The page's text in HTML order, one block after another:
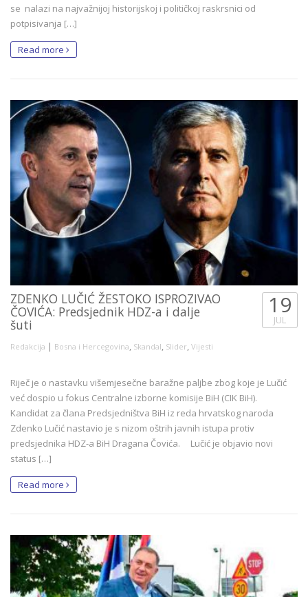
se nalazi na najvažnijoj historijskoj i političkoj raskrsnici od
potpisivanja […]
Read more
ZDENKO LUČIĆ ŽESTOKO ISPROZIVAO
ČOVIĆA: Predsjednik HDZ-a i dalje
šuti
Redakcija | Bosna i Hercegovina, Skandal, Slider, Vijesti
19
JUL
Riječ je o nastavku višemjesečne baražne paljbe zbog koje je Lučić
već dospio u fokus Centralne izborne komisije BiH (CIK BiH).
Kandidat za člana Predsjedništva BiH iz reda hrvatskog naroda
Zdenko Lučić nastavio je s nizom oštrih javnih istupa protiv
predsjednika HDZ-a BiH Dragana Čovića. Lučić je objavio novi
status […]
Read more